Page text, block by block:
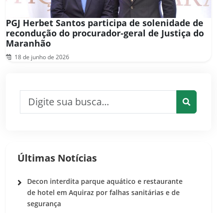
PGJ Herbet Santos participa de solenidade de
recondução do procurador-geral de Justiça do
Maranhão
18 de junho de 2026
Últimas Notícias
Decon interdita parque aquático e restaurante
de hotel em Aquiraz por falhas sanitárias e de
segurança